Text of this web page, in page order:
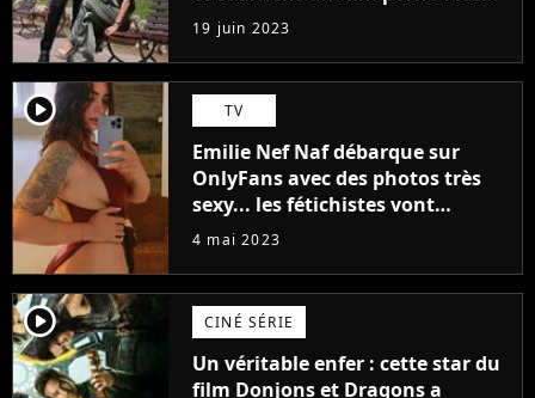
premières images du tournage
(exclu)
19 juin 2023
player2 TV
Emilie Nef Naf débarque sur
OnlyFans avec des photos très
sexy... les fétichistes vont
prendre leur pied !
4 mai 2023
player2 CINÉ SÉRIE
Un véritable enfer : cette star du
film Donjons et Dragons a